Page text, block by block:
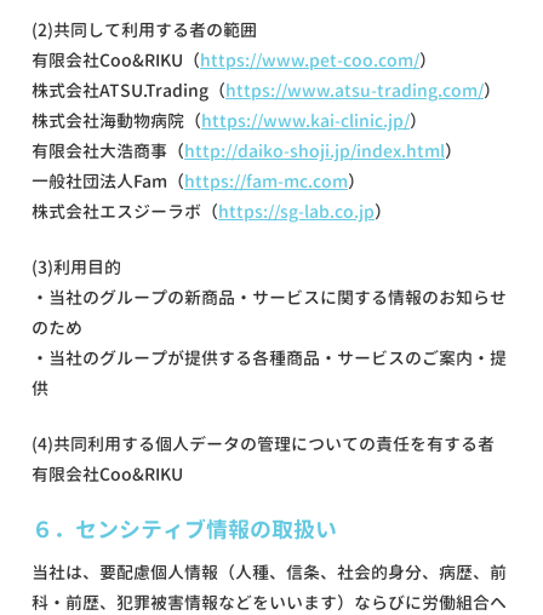
(2)共同して利用する者の範囲
有限会社Coo&RIKU（https://www.pet-coo.com/）
株式会社ATSU.Trading（https://www.atsu-trading.com/）
株式会社海動物病院（https://www.kai-clinic.jp/）
有限会社大浩商事（http://daiko-shoji.jp/index.html）
一般社団法人Fam（https://fam-mc.com）
株式会社エスジーラボ（https://sg-lab.co.jp）
(3)利用目的
・当社のグループの新商品・サービスに関する情報のお知らせ
のため
・当社のグループが提供する各種商品・サービスのご案内・提
供
(4)共同利用する個人データの管理についての責任を有する者
有限会社Coo&RIKU
６．センシティブ情報の取扱い
当社は、要配慮個人情報（人種、信条、社会的身分、病歴、前
科・前歴、犯罪被害情報などをいいます）ならびに労働組合へ